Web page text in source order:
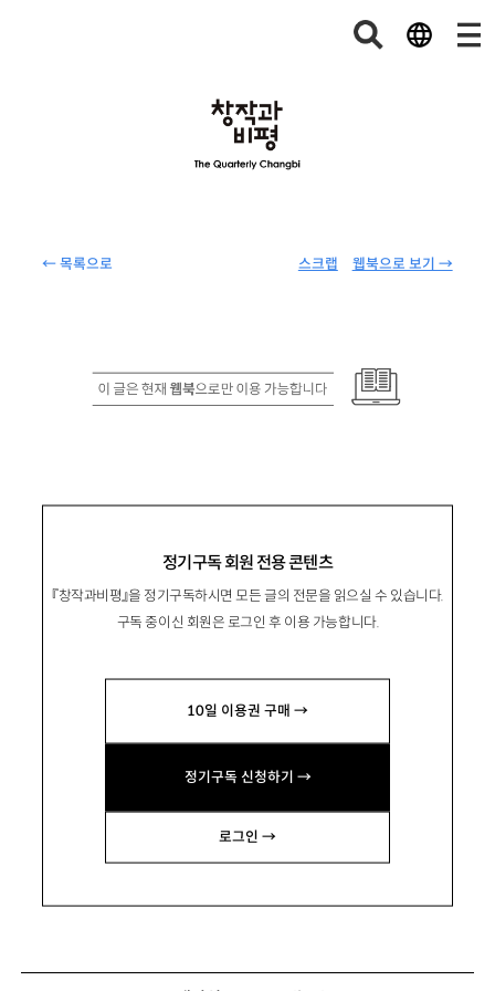
← 목록으로 웹북으로 보기 →
스크랩
정기구독 회원 전용 콘텐츠
『창작과비평』을 정기구독하시면 모든 글의 전문을 읽으실 수 있습니다.
구독 중이신 회원은 로그인 후 이용 가능합니다.
10일 이용권 구매 →
정기구독 신청하기 →
로그인 →